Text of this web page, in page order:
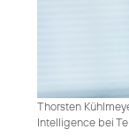
Thorsten
Intelligence bei